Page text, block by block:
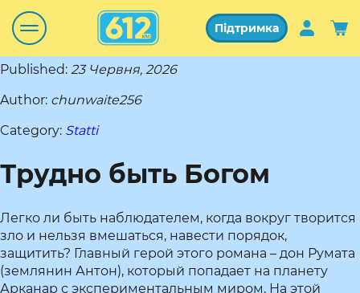
Підтримка
Published: 23 Червня, 2026
Author: chunwaite256
Category: Statti
Трудно быть Богом
Легко ли быть наблюдателем, когда вокруг творится
зло и нельзя вмешаться, навести порядок,
защитить? Главный герой этого романа – дон Румата
(землянин Антон), который попадает на планету
Арканар с экспериментальным миром. На этой